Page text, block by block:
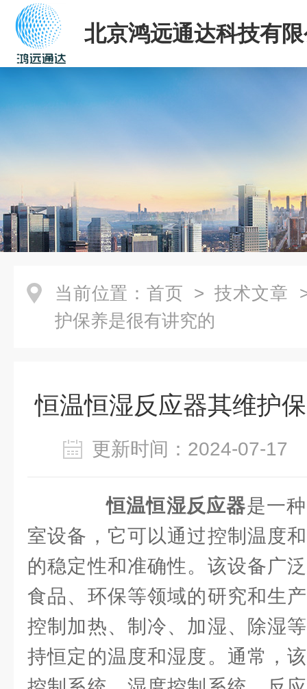
北京鸿远通达科技有
当前位置： 首页 > 技术文章
护保养是很有讲究的
恒温恒湿反应器其维护
更新时间：2024-07-
恒温恒湿反应器是一
室设备，它可以通过控制温度
的稳定性和准确性。该设备广
食品、环保等领域的研究和生
控制加热、制冷、加湿、除湿
持恒定的温度和湿度。通常，